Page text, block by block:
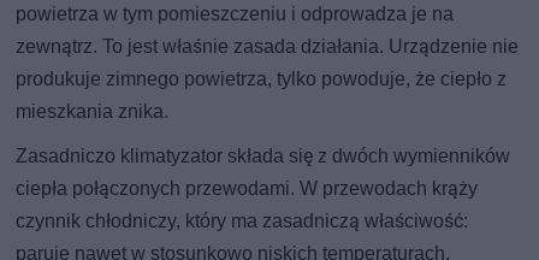
powietrza w tym pomieszczeniu i odprowadza je na
zewnątrz. To jest właśnie zasada działania. Urządzenie nie
produkuje zimnego powietrza, tylko powoduje, że ciepło z
mieszkania znika.
Zasadniczo klimatyzator składa się z dwóch wymienników
ciepła połączonych przewodami. W przewodach krąży
czynnik chłodniczy, który ma zasadniczą właściwość:
paruje nawet w stosunkowo niskich temperaturach.